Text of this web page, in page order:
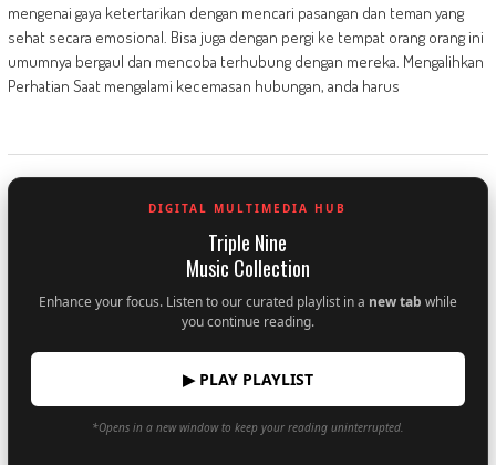
mengenai gaya ketertarikan dengan mencari pasangan dan teman yang
sehat secara emosional. Bisa juga dengan pergi ke tempat orang orang ini
umumnya bergaul dan mencoba terhubung dengan mereka. Mengalihkan
Perhatian Saat mengalami kecemasan hubungan, anda harus
DIGITAL MULTIMEDIA HUB
Triple Nine
Music Collection
Enhance your focus. Listen to our curated playlist in a new tab while
you continue reading.
▶ PLAY PLAYLIST
*Opens in a new window to keep your reading uninterrupted.